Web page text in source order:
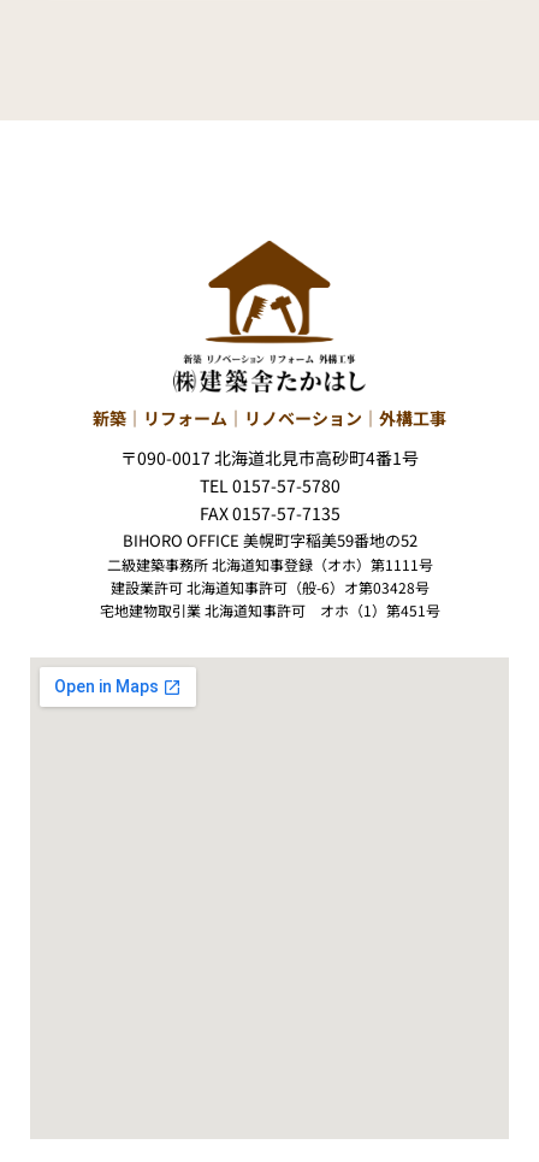
新築｜リフォーム｜リノベーション｜外構工事
〒090-0017 北海道北見市高砂町4番1号
TEL 0157-57-5780
FAX 0157-57-7135
BIHORO OFFICE 美幌町字稲美59番地の52
二級建築事務所 北海道知事登録（オホ）第1111号
建設業許可 北海道知事許可（般-6）オ第03428号
宅地建物取引業 北海道知事許可 オホ（1）第451号